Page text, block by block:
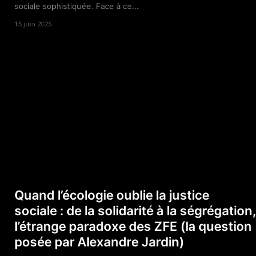
sociale sophistiquée. Face à ce...
15 juin 2025
Quand l’écologie oublie la justice
sociale : de la solidarité à la ségrégation,
l’étrange paradoxe des ZFE (la question
posée par Alexandre Jardin)